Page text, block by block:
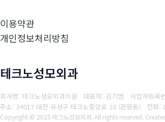
이용약관
개인정보처리방침
테크노성모외과
회사명: 테크노성모외과의원 대표자: 김기범 사업자등록
주소: 34017 대전 유성구 테크노중앙로 38 (관평동) 전화:
Copyright © 2025 테크노성모외과. All rights reserved.